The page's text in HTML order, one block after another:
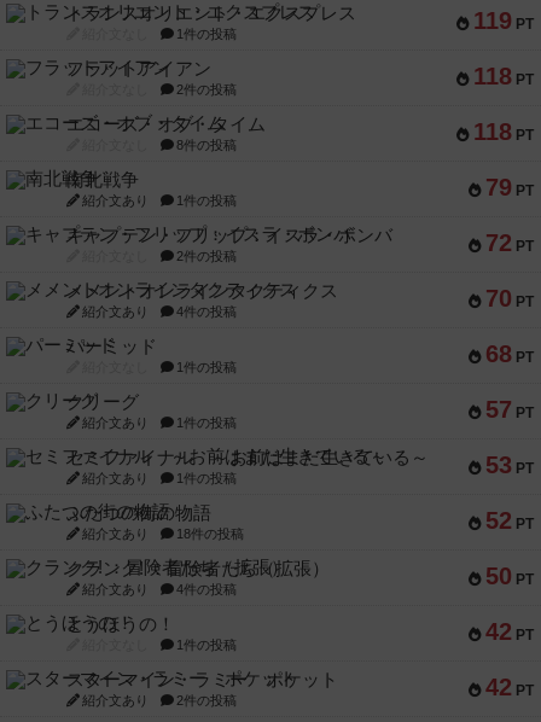
119 PT
トランスオリエント・エクスプレス
1件の投稿
118 PT
フラットアイアン
2件の投稿
118 PT
エコーズ・オブ・タイム
8件の投稿
79 PT
南北戦争
紹介文あり 1件の投稿
72 PT
キャプテン・フリップ：イスラ・ボンバ
2件の投稿
70 PT
メメントオンラインタクティクス
紹介文あり 4件の投稿
68 PT
パーミッド
1件の投稿
57 PT
クリーグ
紹介文あり 1件の投稿
53 PT
セミファイナル ～お前はまだ生きている～
紹介文あり 1件の投稿
52 PT
ふたつの街の物語
紹介文あり 18件の投稿
50 PT
クランク! ：冒険者たち（拡張）
紹介文あり 4件の投稿
42 PT
とうほうの！
1件の投稿
42 PT
スターマイン・ラミー ポケット
紹介文あり 2件の投稿